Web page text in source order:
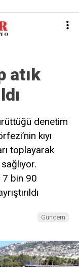
atık
denetim
kıyı
toplayarak
7 bin 90
Gündem